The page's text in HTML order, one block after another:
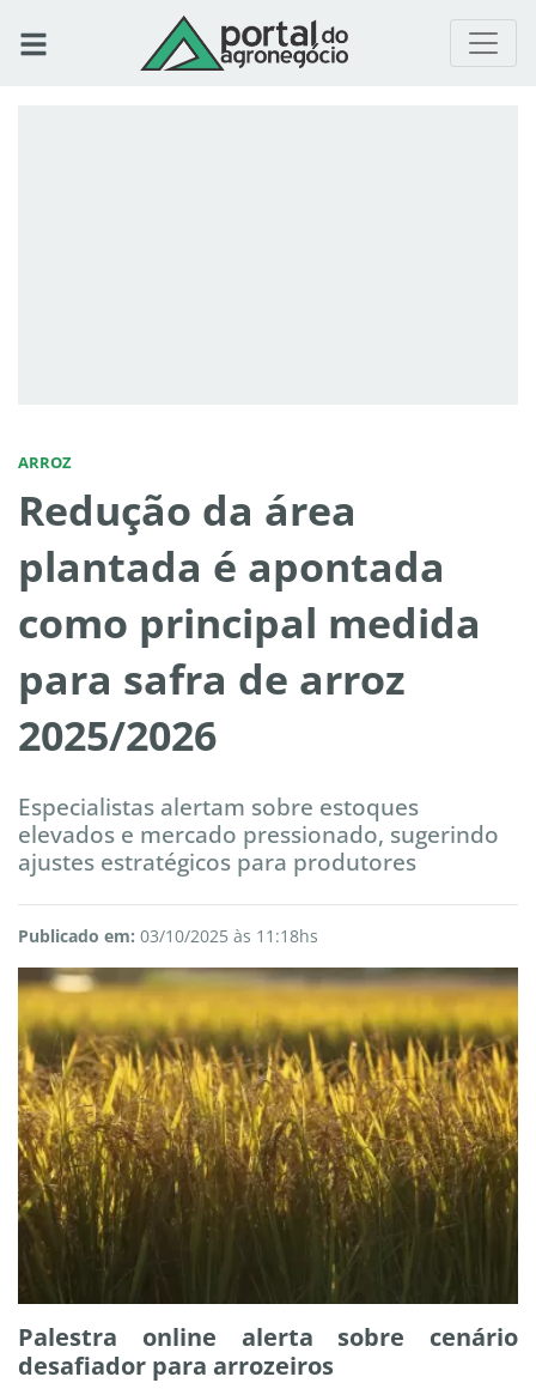
ARROZ
Redução da área
plantada é apontada
como principal medida
para safra de arroz
2025/2026
Especialistas alertam sobre estoques
elevados e mercado pressionado, sugerindo
ajustes estratégicos para produtores
Publicado em: 03/10/2025 às 11:18hs
Palestra online alerta sobre cenário
desafiador para arrozeiros